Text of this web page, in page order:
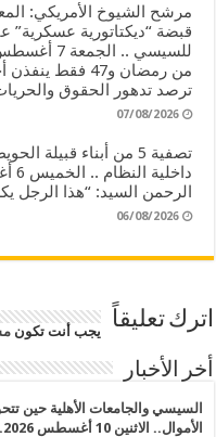
مرشح الشيوخ الأمريكي:
قبضة “ديكتاتورية
من رمضان و47
ترصد تدهور الحقوق
07/08/2026
تصفية 5 من أبناء
الرحمن السيد: “هذا الرجل
06/08/2026
اترك تعليقاً يجب أنت تكون
أخر الأخبار
السيسي والجامعات الأهلية حين